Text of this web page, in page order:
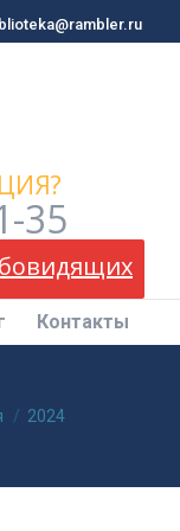
35
Контакты
2024